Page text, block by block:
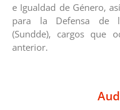
e Igualdad de Género,
para la Defensa de
(Sundde), cargos que
anterior.